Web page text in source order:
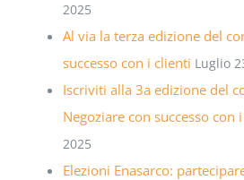
2025
Al via la terza edizione del
successo con i clienti Luglio
Iscriviti alla 3a edizione del
Negoziare con successo con
2025
Elezioni Enasarco: